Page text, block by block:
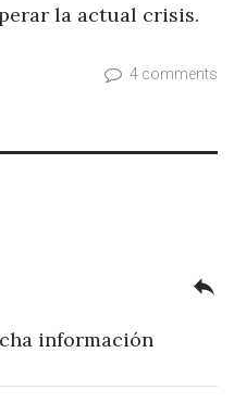
la actual crisis.
4 comments
información
reply